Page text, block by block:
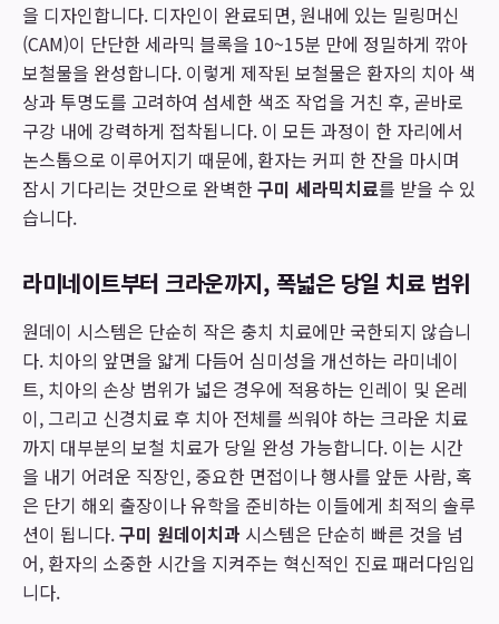
을 디자인합니다. 디자인이 완료되면, 원내에 있는 밀링머신
(CAM)이 단단한 세라믹 블록을 10~15분 만에 정밀하게 깎아
보철물을 완성합니다. 이렇게 제작된 보철물은 환자의 치아 색
상과 투명도를 고려하여 섬세한 색조 작업을 거친 후, 곧바로
구강 내에 강력하게 접착됩니다. 이 모든 과정이 한 자리에서
논스톱으로 이루어지기 때문에, 환자는 커피 한 잔을 마시며
잠시 기다리는 것만으로 완벽한구미 세라믹치료를 받을 수 있
습니다.
라미네이트부터 크라운까지, 폭넓은 당일 치료 범위
원데이 시스템은 단순히 작은 충치 치료에만 국한되지 않습니
다. 치아의 앞면을 얇게 다듬어 심미성을 개선하는 라미네이
트, 치아의 손상 범위가 넓은 경우에 적용하는 인레이 및 온레
이, 그리고 신경치료 후 치아 전체를 씌워야 하는 크라운 치료
까지 대부분의 보철 치료가 당일 완성 가능합니다. 이는 시간
을 내기 어려운 직장인, 중요한 면접이나 행사를 앞둔 사람, 혹
은 단기 해외 출장이나 유학을 준비하는 이들에게 최적의 솔루
션이 됩니다.구미 원데이치과 시스템은 단순히 빠른 것을 넘
어, 환자의 소중한 시간을 지켜주는 혁신적인 진료 패러다임입
니다.